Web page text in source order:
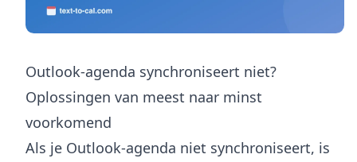
Outlook-agenda synchroniseert niet?
Oplossingen van meest naar minst
voorkomend
Als je Outlook-agenda niet synchroniseert, is